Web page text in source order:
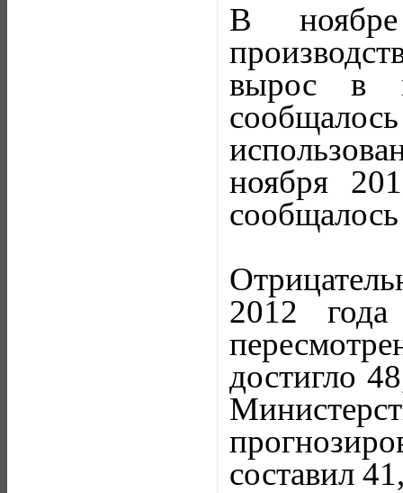
В
вырос в
ноября
2012
достигло
составил